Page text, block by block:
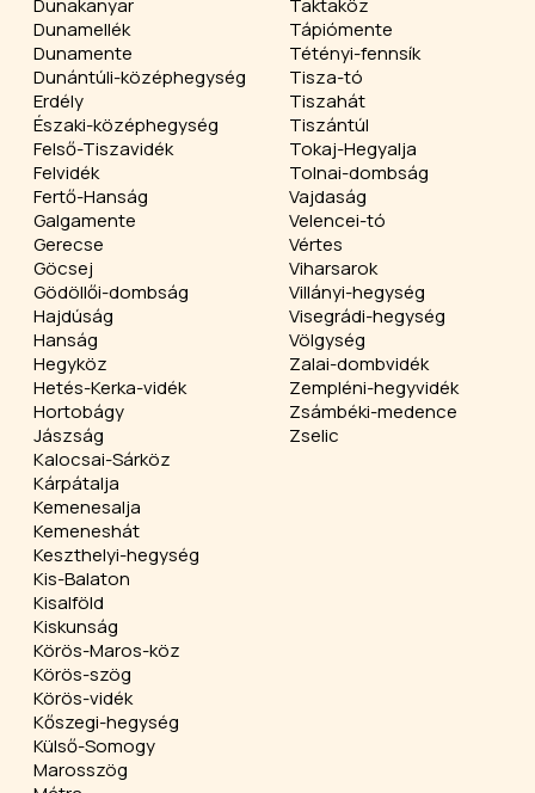
Dunakanyar
Dunamellék
Dunamente
Dunántúli-középhegység
Erdély
Északi-középhegység
Felső-Tiszavidék
Felvidék
Fertő-Hanság
Galgamente
Gerecse
Göcsej
Gödöllői-dombság
Hajdúság
Hanság
Hegyköz
Hetés-Kerka-vidék
Hortobágy
Jászság
Kalocsai-Sárköz
Kárpátalja
Kemenesalja
Kemeneshát
Keszthelyi-hegység
Kis-Balaton
Kisalföld
Kiskunság
Körös-Maros-köz
Körös-szög
Körös-vidék
Kőszegi-hegység
Külső-Somogy
Marosszög
Taktaköz
Tápiómente
Tétényi-fennsík
Tisza-tó
Tiszahát
Tiszántúl
Tokaj-Hegyalja
Tolnai-dombság
Vajdaság
Velencei-tó
Vértes
Viharsarok
Villányi-hegység
Visegrádi-hegység
Völgység
Zalai-dombvidék
Zempléni-hegyvidék
Zsámbéki-medence
Zselic